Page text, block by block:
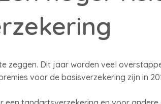
zeggen. Dit jaar worden veel
voor de basisverzekering zijn in